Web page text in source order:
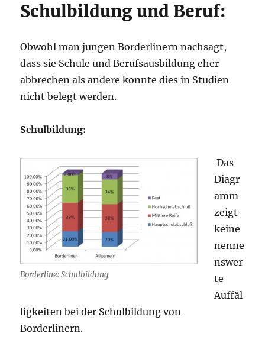
Schulbildung und Beruf:
Obwohl man jungen Borderlinern nachsagt,
dass sie Schule und Berufsausbildung eher
abbrechen als andere konnte dies in Studien
nicht belegt werden.
Schulbildung:
Borderline: Schulbildung
Das
Diagr
amm
zeigt
keine
nenne
nswer
te
Auffäl
ligkeiten bei der Schulbildung von
Borderlinern.